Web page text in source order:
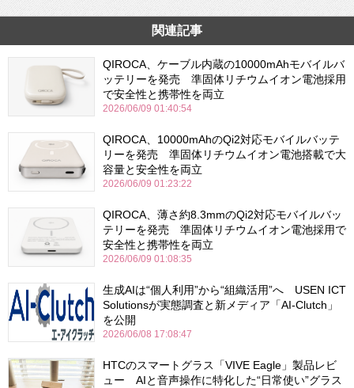
関連記事
QIROCA、ケーブル内蔵の10000mAhモバイルバ
ッテリーを発売 準固体リチウムイオン電池採用
で安全性と携帯性を両立
2026/06/09 01:40:54
QIROCA、10000mAhのQi2対応モバイルバッテ
リーを発売 準固体リチウムイオン電池搭載で大
容量と安全性を両立
2026/06/09 01:23:22
QIROCA、薄さ約8.3mmのQi2対応モバイルバッ
テリーを発売 準固体リチウムイオン電池採用で
安全性と携帯性を両立
2026/06/09 01:08:35
生成AIは“個人利用”から“組織活用”へ USEN ICT
Solutionsが実態調査と新メディア「AI-Clutch」
を公開
2026/06/08 17:08:47
HTCのスマートグラス「VIVE Eagle」製品レビ
ュー AIと音声操作に特化した“日常使い”グラス